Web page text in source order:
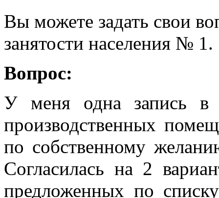
Вы можете задать свои
занятости населения № 1.
Вопрос:
У меня одна запись в
производственных
по собственному
Согласилась на 2
предложенных по